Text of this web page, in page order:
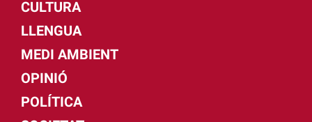
CULTURA
LLENGUA
MEDI AMBIENT
OPINIÓ
POLÍTICA